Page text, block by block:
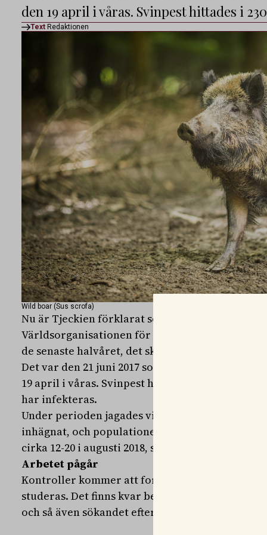
den 19 april i våras. Svinpest hittades i
Text Redaktionen
Wild boar (Sus scrofa)
Nu är Tjeckien förklarat som fritt från afrikansk
Världsorganisationen för djurhälsa (OIE). Det
de senaste halvåret, det skriver Land Lantbruk.
Det var den 21 juni 2017 som utbrottet började
19 april i våras. Svinpest hittades i 230 vildsvin,
har infekteras.
Under perioden jagades vildsvinen intensivt
inhägnat, och populationen minskades från
cirka 12-20 i augusti 2018, skriver Land Lantbruk.
Arbetet pågår
Kontroller kommer att fortsätta och alla döda
studeras. Det finns kvar begränsningar för
och så även sökandet efter vildsvin.